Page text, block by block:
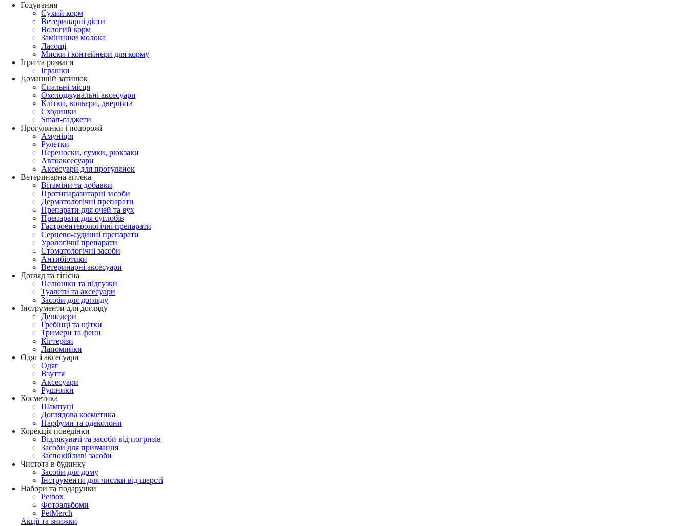
Годування
Сухий корм
Ветеринарні дієти
Вологий корм
Замінники молока
Ласощі
Миски і контейнери для корму
Ігри та розваги
Іграшки
Домашній затишок
Спальні місця
Охолоджувальні аксесуари
Клітки, вольєри, дверцята
Сходинки
Smart-гаджети
Прогулянки і подорожі
Амуніція
Рулетки
Переноски, сумки, рюкзаки
Автоаксесуари
Аксесуари для прогулянок
Ветеринарна аптека
Вітаміни та добавки
Протипаразитарні засоби
Дерматологічні препарати
Препарати для очей та вух
Препарати для суглобів
Гастроентерологічні препарати
Серцево-судинні препарати
Урологічні препарати
Стоматологічні засоби
Антибіотики
Ветеринарні аксесуари
Догляд та гігієна
Пелюшки та підгузки
Туалети та аксесуари
Засоби для догляду
Інструменти для догляду
Дешедери
Гребінці та щітки
Тримери та фени
Кігтерізи
Лапомийки
Одяг і аксесуари
Одяг
Взуття
Аксесуари
Рушники
Косметика
Шампуні
Доглядова косметика
Парфуми та одеколони
Корекція поведінки
Відлякувачі та засоби від погризів
Засоби для привчання
Заспокійливі засоби
Чистота в будинку
Засоби для дому
Інструменти для чистки від шерсті
Набори та подарунки
Petbox
Фотоальбоми
PetMerch
Акції та знижки